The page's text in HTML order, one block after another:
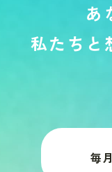
あ
私た ち と
毎月